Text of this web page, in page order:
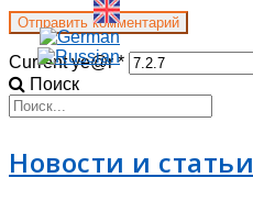
Current ye@r*
Поиск
Новости и статьи